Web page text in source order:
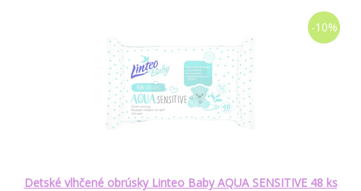
-10%
Detské vlhčené obrúsky Linteo Baby AQUA SENSITIVE 48 ks